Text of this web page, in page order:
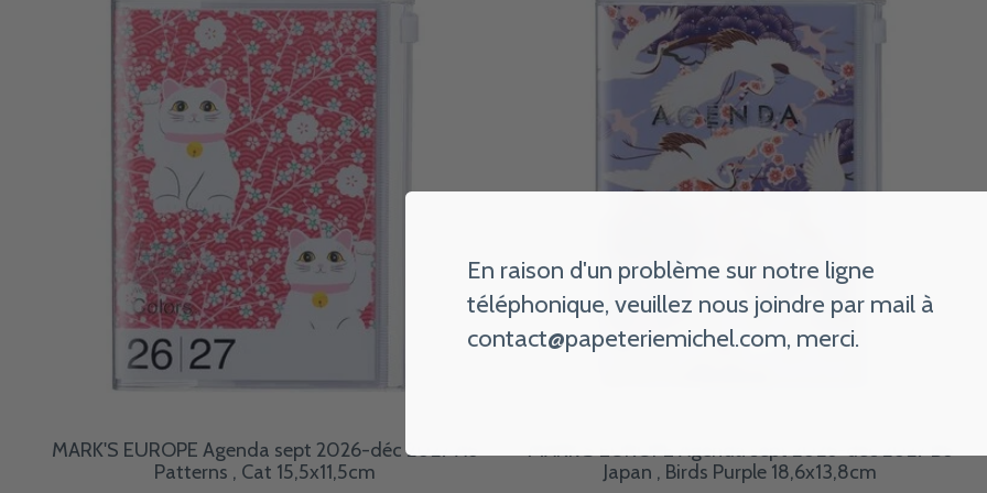
MARK'S EUROPE Agenda sept 2026-déc 2027 A6
Patterns , Cat 15,5x11,5cm
MARK'S EUROPE Agenda sept 2026-déc 2027 B6
Japan , Birds Purple 18,6x13,8cm
En raison d'un problème sur notre ligne
téléphonique, veuillez nous joindre par mail à
contact@papeteriemichel.com, merci.